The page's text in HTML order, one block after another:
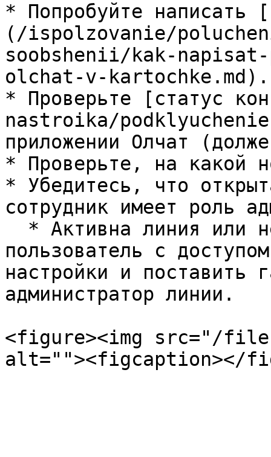
* Попробуйте написать
(/ispolzovanie/
soobshenii/kak-
olchat-v-kartochke.md).
* Проверьте [статус
nastroika/
приложении Олчат
* Проверьте, на какой
* Убедитесь, что
сотрудник имеет роль
пользователь с
настройки и поставить
администратор линии.
<figure><img src="/files/